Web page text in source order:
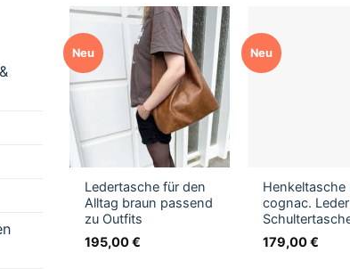
Neu
Ledertasche für den
Alltag braun passend
zu Outfits
195,00€
Neu
Henkeltasche
cognac. Leder
179,00€